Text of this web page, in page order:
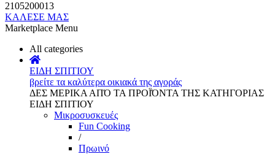
2105200013
ΚΑΛΕΣΕ ΜΑΣ
Marketplace Menu
All categories
ΕΙΔΗ ΣΠΙΤΙΟΥ
βρείτε τα καλύτερα οικιακά της αγοράς
ΔΕΣ ΜΕΡΙΚΑ ΑΠΌ ΤΑ ΠΡΟΪΌΝΤΑ ΤΗΣ ΚΑΤΗΓΟΡΙΑΣ
ΕΙΔΗ ΣΠΙΤΙΟΥ
Μικροσυσκευές
Fun Cooking
/
Πρωινό